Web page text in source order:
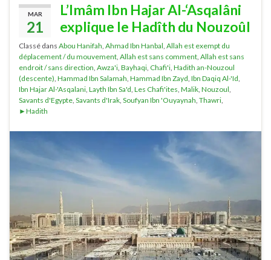
MAR
21
L’Imâm Ibn Hajar Al-‘Asqalâni
explique le Hadîth du Nouzoûl
Classé dans Abou Hanifah Ahmad Ibn Hanbal Allah est exempt du
déplacement / du mouvement Allah est sans comment Allah est sans
endroit / sans direction Awza'i Bayhaqi Chafi'i Hadith an-Nouzoul
(descente) Hammad Ibn Salamah Hammad Ibn Zayd Ibn Daqiq Al-'Id
Ibn Hajar Al-'Asqalani Layth Ibn Sa'd Les Chafi'ites Malik Nouzoul
Savants d'Egypte Savants d'Irak Soufyan Ibn 'Ouyaynah Thawri
►Hadith